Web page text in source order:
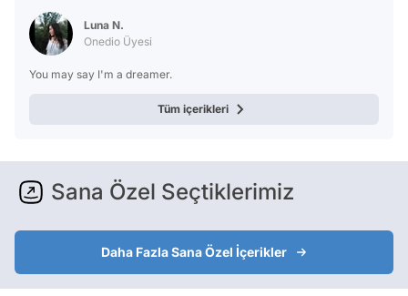
Luna N.
Onedio Üyesi
You may say I'm a dreamer.
Tüm içerikleri
Sana Özel Seçtiklerimiz
Daha Fazla Sana Özel İçerikler